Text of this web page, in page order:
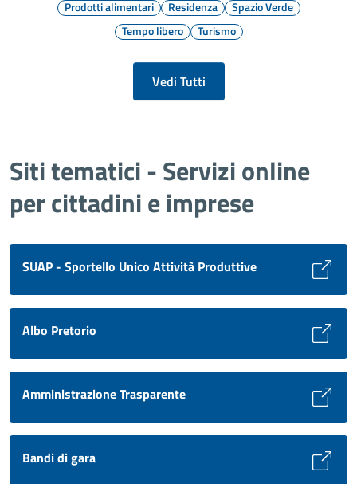
Prodotti alimentari
Residenza
Spazio Verde
Tempo libero
Turismo
Vedi Tutti
Siti tematici - Servizi online
per cittadini e imprese
SUAP - Sportello Unico Attività Produttive
Albo Pretorio
Amministrazione Trasparente
Bandi di gara